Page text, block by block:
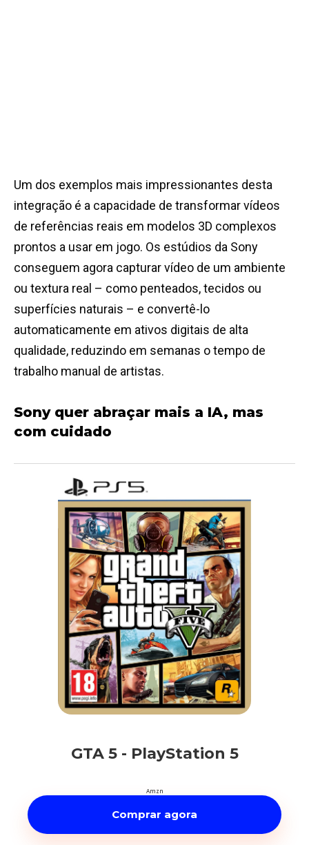
Um dos exemplos mais impressionantes desta
integração é a capacidade de transformar vídeos
de referências reais em modelos 3D complexos
prontos a usar em jogo. Os estúdios da Sony
conseguem agora capturar vídeo de um ambiente
ou textura real – como penteados, tecidos ou
superfícies naturais – e convertê-lo
automaticamente em ativos digitais de alta
qualidade, reduzindo em semanas o tempo de
trabalho manual de artistas.
Sony quer abraçar mais a IA, mas
com cuidado
GTA 5 - PlayStation 5
Amzn
Comprar agora